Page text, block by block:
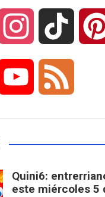
n
a
u e
d
Quini6:
este miércoles 5